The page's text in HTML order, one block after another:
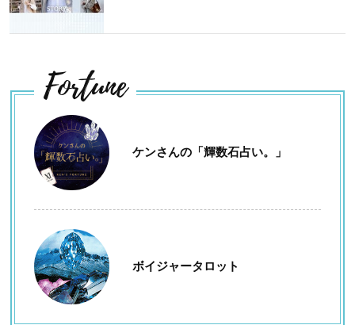
Fortune
ケンさんの「輝数石占い。」
ボイジャータロット